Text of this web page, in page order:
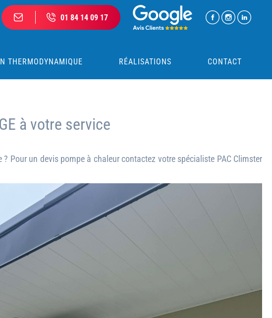
01 84 14 09 17
THERMODYNAMIQUE RÉALISATIONS CONTACT
à votre service
Pour un devis pompe à chaleur contactez votre spécialiste PAC Climster